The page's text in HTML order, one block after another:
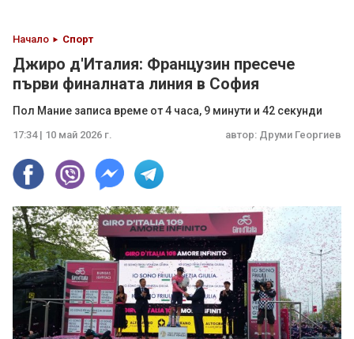
Начало Спорт
Джиро д'Италия: Французин пресече
първи финалната линия в София
Пол Мание записа време от 4 часа, 9 минути и 42 секунди
17:34 | 10 май 2026 г. автор: Друми Георгиев